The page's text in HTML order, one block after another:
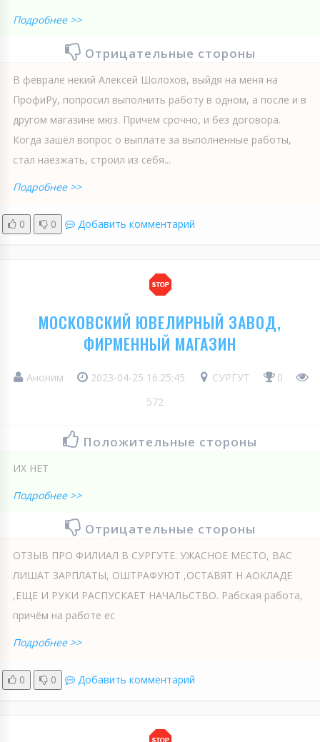
Подробнее >>
Отрицательные стороны
В феврале некий Алексей Шолохов, выйдя на меня на
ПрофиРу, попросил выполнить работу в одном, а после и в
другом магазине мюз. Причем срочно, и без договора.
Когда зашёл вопрос о выплате за выполненные работы,
стал наезжать, строил из себя...
Подробнее >>
0 0 Добавить комментарий
МОСКОВСКИЙ ЮВЕЛИРНЫЙ ЗАВОД,
ФИРМЕННЫЙ МАГАЗИН
Аноним 2023-04-25 16:25:45 СУРГУТ
0
572
Положительные стороны
ИХ НЕТ
Подробнее >>
Отрицательные стороны
ОТЗЫВ ПРО ФИЛИАЛ В СУРГУТЕ. УЖАСНОЕ МЕСТО, ВАС
ЛИШАТ ЗАРПЛАТЫ, ОШТРАФУЮТ ,ОСТАВЯТ Н АОКЛАДЕ
,ЕЩЕ И РУКИ РАСПУСКАЕТ НАЧАЛЬСТВО. Рабская работа,
причём на работе ес
Подробнее >>
0 0 Добавить комментарий